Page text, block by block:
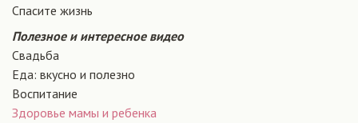
Спасите жизнь
Полезное и интересное видео
Свадьба
Еда: вкусно и полезно
Воспитание
Здоровье мамы и ребенка